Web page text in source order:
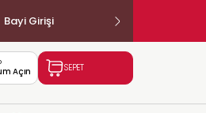
Bayi Girişi
Açın SEPET